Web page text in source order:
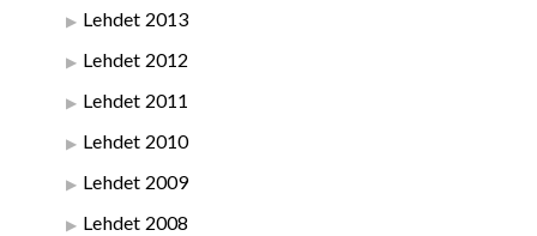
Lehdet 2013
Lehdet 2012
Lehdet 2011
Lehdet 2010
Lehdet 2009
Lehdet 2008